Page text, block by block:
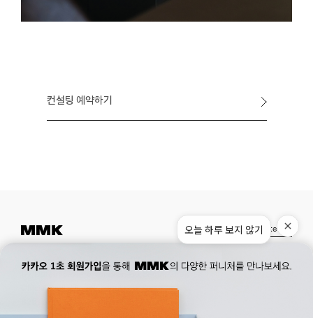
컨설팅 예약하기
Museum. 02. 777. 5887 Office.02. 777. 5778
177, Duteopbawi-ro, Yongsan-gu, Seoul, Korea
Official : hello@mmk-seoul.com
Instagram Pinterest
오늘 하루 보지 않기